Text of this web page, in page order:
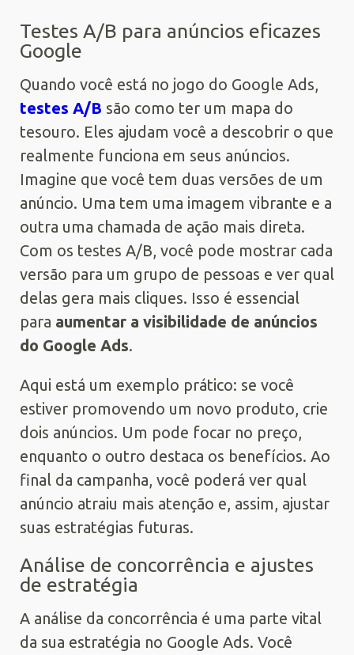
Testes A/B para anúncios eficazes
Google
Quando você está no jogo do Google Ads,
testes A/B são como ter um mapa do
tesouro. Eles ajudam você a descobrir o que
realmente funciona em seus anúncios.
Imagine que você tem duas versões de um
anúncio. Uma tem uma imagem vibrante e a
outra uma chamada de ação mais direta.
Com os testes A/B, você pode mostrar cada
versão para um grupo de pessoas e ver qual
delas gera mais cliques. Isso é essencial
para aumentar a visibilidade de anúncios
do Google Ads.
Aqui está um exemplo prático: se você
estiver promovendo um novo produto, crie
dois anúncios. Um pode focar no preço,
enquanto o outro destaca os benefícios. Ao
final da campanha, você poderá ver qual
anúncio atraiu mais atenção e, assim, ajustar
suas estratégias futuras.
Análise de concorrência e ajustes
de estratégia
A análise da concorrência é uma parte vital
da sua estratégia no Google Ads. Você